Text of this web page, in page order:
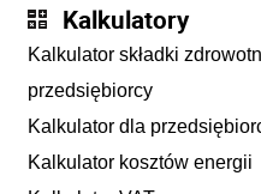
Kalkulatory
Kalkulator składki
przedsiębiorcy
Kalkulator dla
Kalkulator kosztów energii